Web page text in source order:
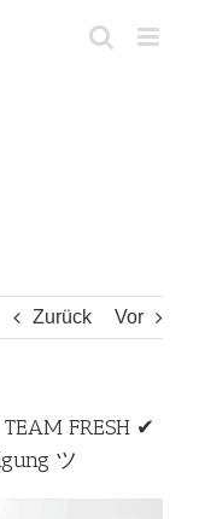
Zurück Vor
FRESH ✔
ツ